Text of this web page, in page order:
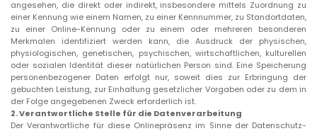
angesehen, die direkt oder indirekt, insbesondere mittels Zuordnung zu
einer Kennung wie einem Namen, zu einer Kennnummer, zu Standortdaten,
zu einer Online-Kennung oder zu einem oder mehreren besonderen
Merkmalen identifiziert werden kann, die Ausdruck der physischen,
physiologischen, genetischen, psychischen, wirtschaftlichen, kulturellen
oder sozialen Identität dieser natürlichen Person sind. Eine Speicherung
personenbezogener Daten erfolgt nur, soweit dies zur Erbringung der
gebuchten Leistung, zur Einhaltung gesetzlicher Vorgaben oder zu dem in
der Folge angegebenen Zweck erforderlich ist.
2. Verantwortliche Stelle für die Datenverarbeitung
Der Verantwortliche für diese Onlinepräsenz im Sinne der Datenschutz-